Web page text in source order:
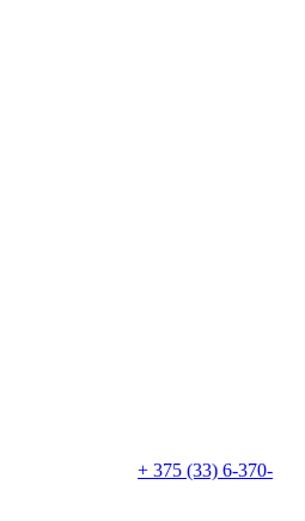
+ 375 (33) 6-370-